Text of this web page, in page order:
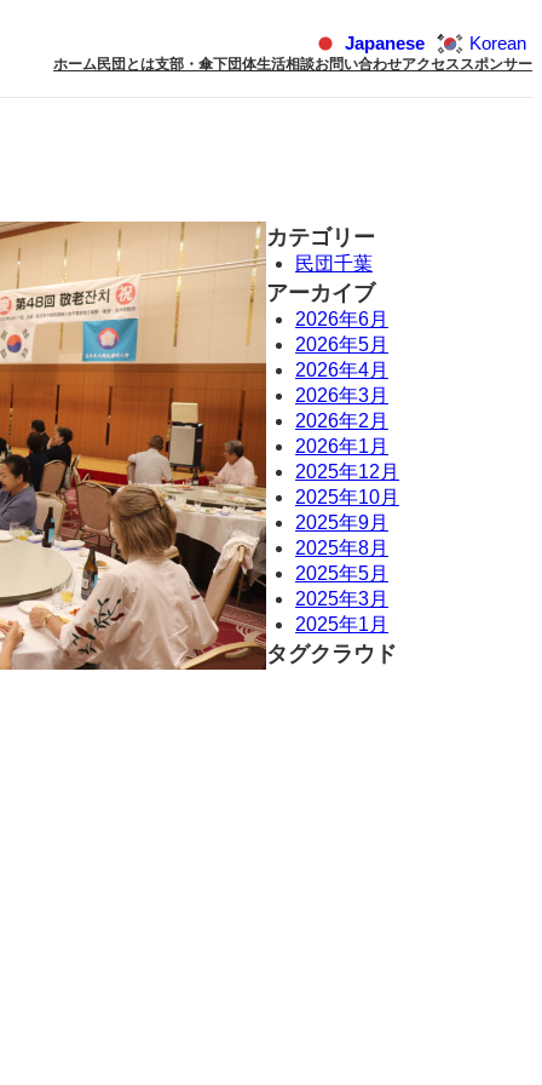
Japanese Korean
ホーム民団とは支部・傘下団体生活相談お問い合わせアクセススポンサー
カテゴリー
民団千葉
アーカイブ
2026年6月
2026年5月
2026年4月
2026年3月
2026年2月
2026年1月
2025年12月
2025年10月
2025年9月
2025年8月
2025年5月
2025年3月
2025年1月
タグクラウド